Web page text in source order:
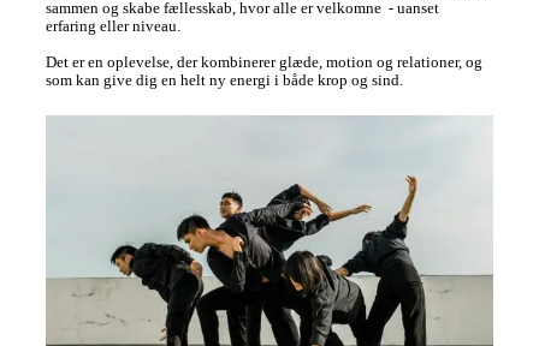
Om mig
Jeg brænder for
dans og ønsker en
socialdans
Hvis du er
interesseret så send
mig en besked så
finder vi ud af det
sammen
sammen og skabe fællesskab, hvor alle er velkomne  - uanset
erfaring eller niveau.
Det er en oplevelse, der kombinerer glæde, motion og relationer, og
som kan give dig en helt ny energi i både krop og sind.